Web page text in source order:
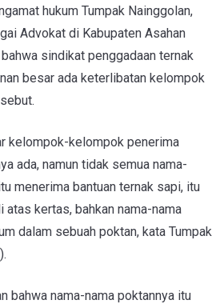
hukum Tumpak Nainggolan,
Advokat di Kabupaten Asahan
sindikat penggadaan ternak
besar ada keterlibatan kelompok
kelompok-kelompok penerima
ada, namun tidak semua nama-
menerima bantuan ternak sapi, itu
atas kertas, bahkan nama-nama
dalam sebuah poktan, kata Tumpak
bahwa nama-nama poktannya itu